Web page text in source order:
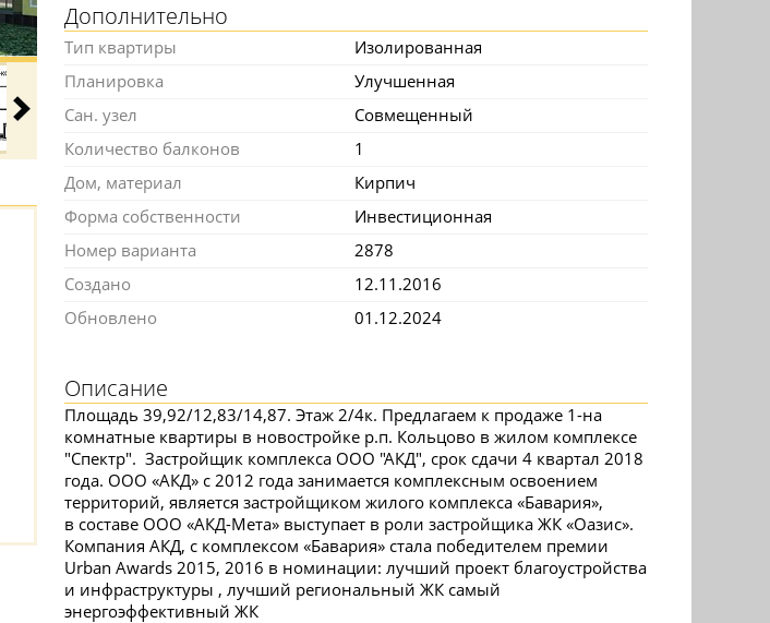
Дополнительно
Тип квартиры
Изолированная
Планировка
Улучшенная
Сан. узел
Совмещенный
Количество балконов
1
Дом, материал
Кирпич
Форма собственности
Инвестиционная
Номер варианта
2878
Создано
12.11.2016
Обновлено
01.12.2024
Описание
Площадь 39,92/12,83/14,87. Этаж 2/4к. Предлагаем к продаже 1-на
комнатные квартиры в новостройке р.п. Кольцово в жилом комплексе
"Спектр". Застройщик комплекса ООО "АКД", срок сдачи 4 квартал 2018
года. ООО «АКД» с 2012 года занимается комплексным освоением
территорий, является застройщиком жилого комплекса «Бавария»,
в составе ООО «АКД-Мета» выступает в роли застройщика ЖК «Оазис».
Компания АКД, с комплексом «Бавария» стала победителем премии
Urban Awards 2015, 2016 в номинации: лучший проект благоустройства
и инфраструктуры , лучший региональный ЖК самый
энергоэффективный ЖК